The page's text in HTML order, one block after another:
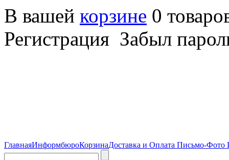
В вашей корзине 0
Регистрация Забыл
ГлавнаяИнформбюроКорзинаДоставка и Оплата Письмо-Фото